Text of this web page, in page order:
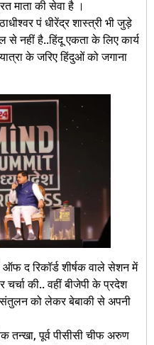
माता की सेवा है ।
पं धीरेंद्र शास्त्री भी जुड़े
से नहीं है..हिंदू एकता के लिए कार्य
के जरिए हिंदुओं को जगाना
ऑफ द रिकॉर्ड शीर्षक वाले सेशन में
की.. वहीं बीजेपी के प्रदेश
संतुलन को लेकर बेबाकी से अपनी
तन्खा, पूर्व पीसीसी चीफ अरुण